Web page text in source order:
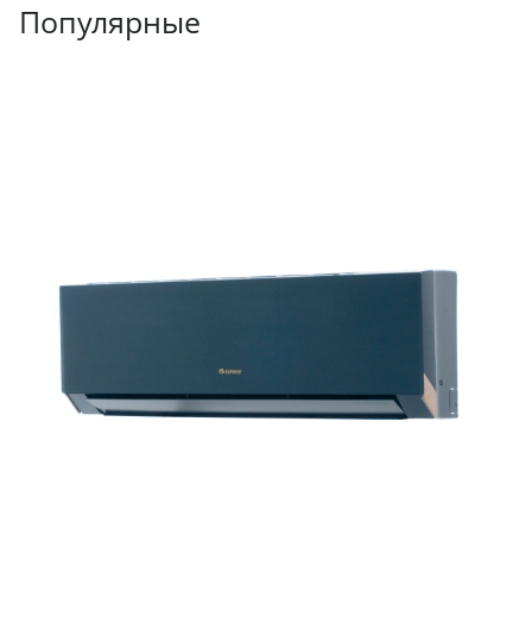
Популярные